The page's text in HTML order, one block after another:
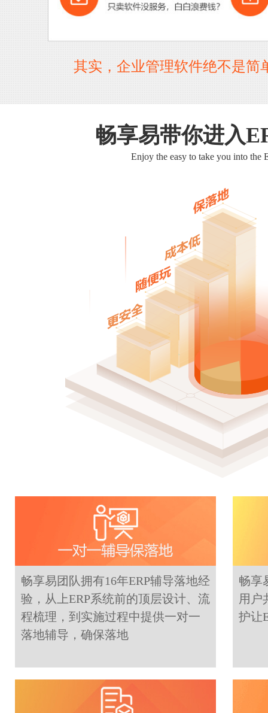
其实，企业管理软件绝不是
畅享易带你进入
Enjoy the easy to take you into the
畅享易团队拥有16年ERP辅导落地经
验，从上ERP系统前的顶层设计、流
程梳理，到实施过程中提供一对一
落地辅导，确保落地
畅享
用户
护让